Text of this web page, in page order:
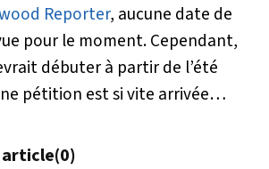
Reporter, aucune date de
pour le moment. Cependant,
débuter à partir de l’été
pétition est si vite arrivée…
article(0)